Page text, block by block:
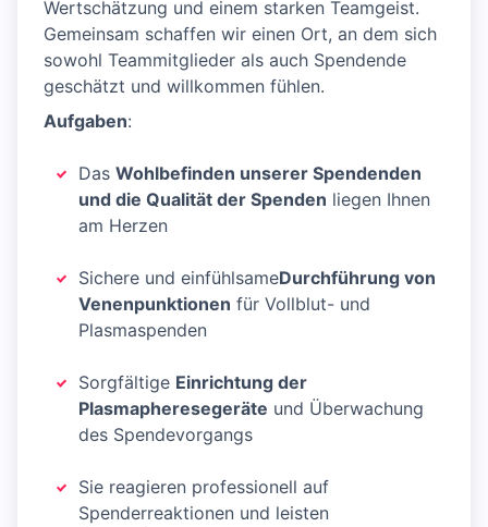
Wertschätzung und einem starken Teamgeist.
Gemeinsam schaffen wir einen Ort, an dem sich
sowohl Teammitglieder als auch Spendende
geschätzt und willkommen fühlen.
Aufgaben:
Das Wohlbefinden unserer Spendenden
und die Qualität der Spenden liegen Ihnen
am Herzen
Sichere und einfühlsameDurchführung von
Venenpunktionen für Vollblut- und
Plasmaspenden
Sorgfältige Einrichtung der
Plasmapheresegeräte und Überwachung
des Spendevorgangs
Sie reagieren professionell auf
Spenderreaktionen und leisten